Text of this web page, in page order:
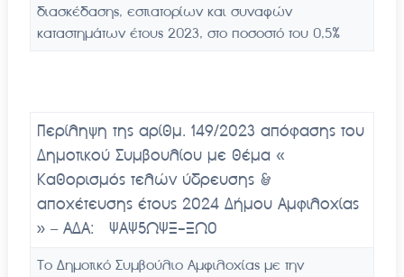
διασκέδασης, εστιατορίων και συναφών
καταστημάτων έτους 2023, στο ποσοστό του 0,5%
Περίληψη της αρίθμ. 149/2023 απόφασης του
Δημοτικού Συμβουλίου με θέμα «
Καθορισμός τελών ύδρευσης &
αποχέτευσης έτους 2024 Δήμου Αμφιλοχίας
» – ΑΔΑ:
ΨΑΨ5ΩΨΞ-ΞΩ0
Το Δημοτικό Συμβούλιο Αμφιλοχίας με την